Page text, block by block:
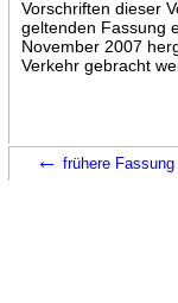
Vorschriften dieser
geltenden Fassung
November 2007
Verkehr gebracht
← frühere